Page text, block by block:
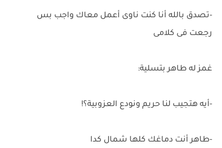
-تصدق بالله أنا كنت ناوى أعمل معاك واجب بس
رجعت فى كلامى
غمز له طاهر بتسلية:
-أيه هتجيب لنا حريم ونودع العزوبية؟!
-طاهر أنت دماغك كلها شمال كدا